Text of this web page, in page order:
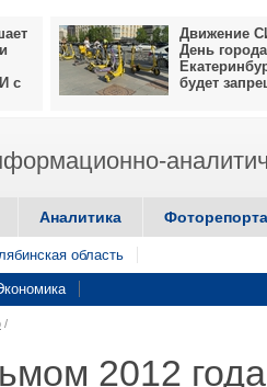
с
Движение
День города
будет
Аналитика
область
/
2012 года